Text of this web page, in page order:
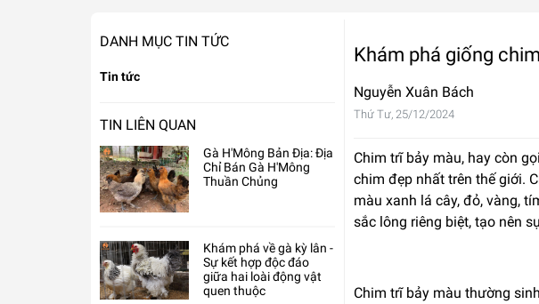
DANH MỤC TIN TỨC
Tin tức
TIN LIÊN QUAN
Gà H'Mông Bản Địa: Địa
Chỉ Bán Gà H'Mông
Thuần Chủng
Khám phá về gà kỳ lân -
Sự kết hợp độc đáo
giữa hai loài động vật
quen thuộc​
Khám phá giống
Nguyễn Xuân Bách
Thứ Tư, 25/12/2024
Chim trĩ bảy màu, hay còn
chim đẹp nhất trên thế giới.
màu xanh lá cây, đỏ, vàng,
sắc lông riêng biệt, tạo nên
Chim trĩ bảy màu thường